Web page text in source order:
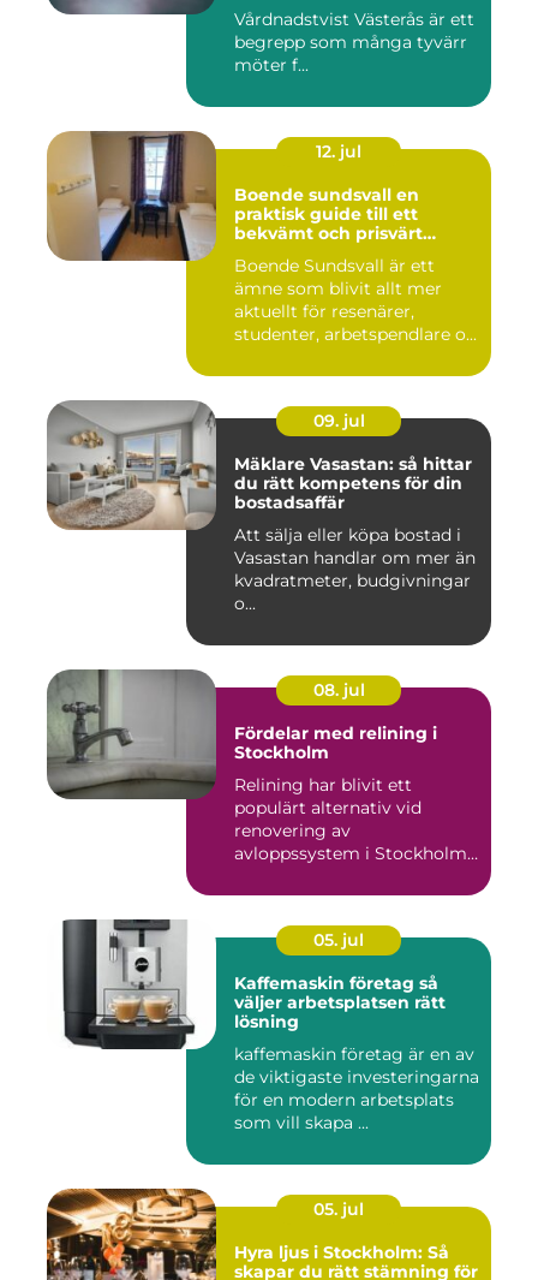
Vårdnadstvist Västerås är ett
begrepp som många tyvärr
möter f...
12. jul
Boende sundsvall en
praktisk guide till ett
bekvämt och prisvärt
Boende Sundsvall är ett
ämne som blivit allt mer
aktuellt för resenärer,
studenter, arbetspendlare o...
09. jul
Mäklare Vasastan: så hittar
du rätt kompetens för din
bostadsaffär
Att sälja eller köpa bostad i
Vasastan handlar om mer än
kvadratmeter, budgivningar
o...
08. jul
Fördelar med relining i
Stockholm
Relining har blivit ett
populärt alternativ vid
renovering av
avloppssystem i Stockholm.
05. jul
Kaffemaskin företag så
väljer arbetsplatsen rätt
lösning
kaffemaskin företag är en av
de viktigaste investeringarna
för en modern arbetsplats
som vill skapa ...
05. jul
Hyra ljus i Stockholm: Så
skapar du rätt stämning för